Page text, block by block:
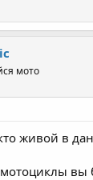
мото
живой в
вы